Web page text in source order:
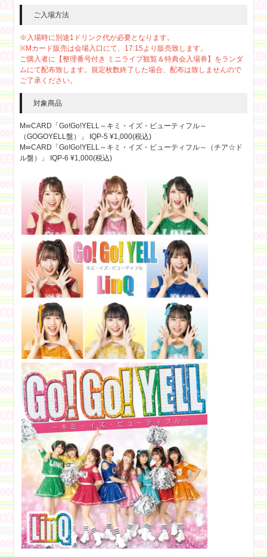
ご入場方法
※入場時に別途1ドリンク代が必要となります。
※Mカード販売は会場入口にて、17:15より販売致します。
ご購入者に【整理番号付き ミニライブ観覧＆特典会入場券】をランダ
ムにて配布致します。規定枚数終了した場合、配布は致しませんので
ご了承ください。
対象商品
M∞CARD「Go!Go!YELL～キミ・イズ・ビューティフル～
（GOGOYELL盤）」 IQP-5 ¥1,000(税込)
M∞CARD「Go!Go!YELL～キミ・イズ・ビューティフル～（チア☆ド
ル盤）」 IQP-6 ¥1,000(税込)